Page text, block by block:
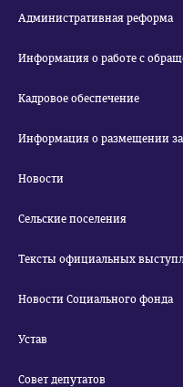
Административная реформа
Информация о работе с
Кадровое обеспечение
Информация о размещении
Новости
Сельские поселения
Тексты официальных
Новости Социального фонда
Устав
Совет депутатов